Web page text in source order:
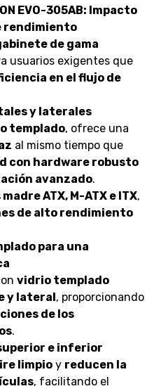
EVO-305AB: Impacto
rendimiento
de gama
usuarios exigentes que
en el flujo de
y laterales
templado, ofrece una
al mismo tiempo que
con hardware robusto
avanzado.
ATX, M-ATX e ITX,
de alto rendimiento
para una
vidrio templado
y lateral , proporcionando
de los
.
e inferior
limpioy reducen la
, facilitando el